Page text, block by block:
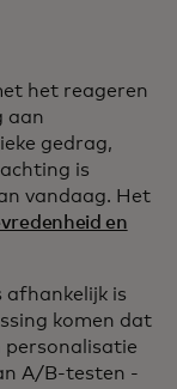
het reageren
aan
gedrag,
is
vandaag. Het
en
afhankelijk is
komen dat
personalisatie
A/B-testen -